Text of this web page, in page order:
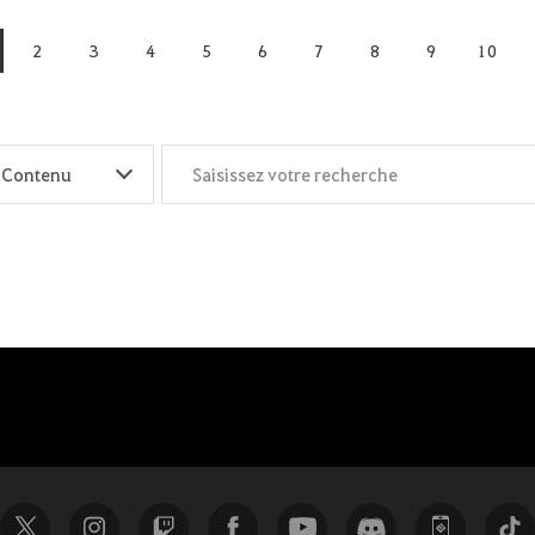
2 3 4 5 6 7 8 9 10